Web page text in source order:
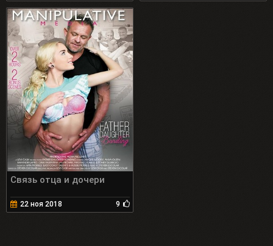
Связь отца и дочери
22 ноя 2018 9